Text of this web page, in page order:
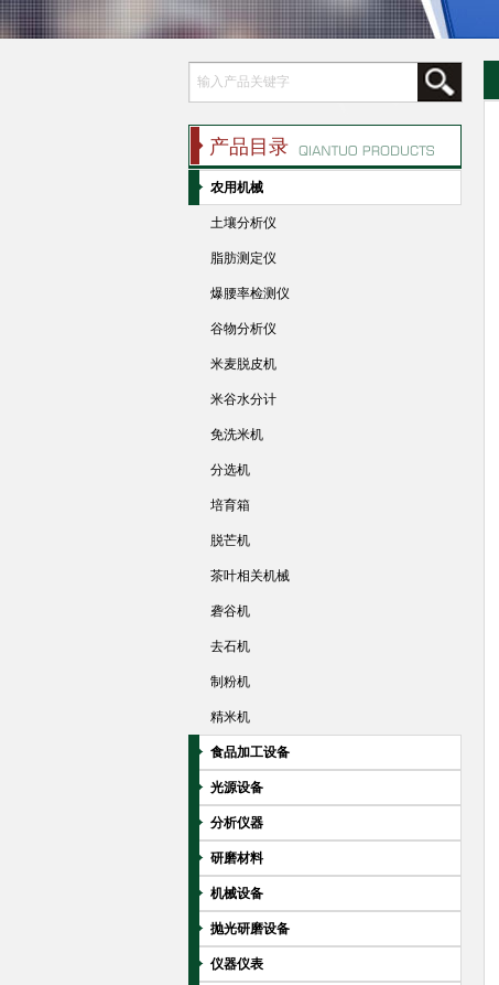
产品目录
农用机械
土壤分析仪
脂肪测定仪
爆腰率检测仪
谷物分析仪
米麦脱皮机
米谷水分计
免洗米机
分选机
培育箱
脱芒机
茶叶相关机械
砻谷机
去石机
制粉机
精米机
食品加工设备
光源设备
分析仪器
研磨材料
机械设备
抛光研磨设备
仪器仪表